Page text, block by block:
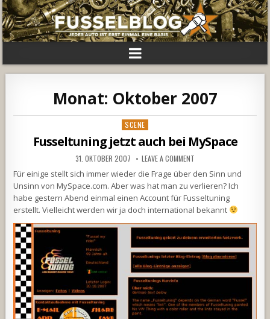
Monat: Oktober 2007
Posted
in
SCENE
Fusseltuning jetzt auch bei MySpace
31. OKTOBER 2007 LEAVE A COMMENT
Für einige stellt sich immer wieder die Frage über den Sinn und
Unsinn von MySpace.com. Aber was hat man zu verlieren? Ich
habe gestern Abend einmal einen Account für Fusseltuning
erstellt. Vielleicht werden wir ja doch international bekannt